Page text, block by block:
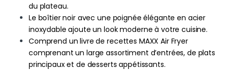
du plateau.
Le boîtier noir avec une poignée élégante en acier
inoxydable ajoute un look moderne à votre cuisine.
Comprend un livre de recettes MAXX Air Fryer
comprenant un large assortiment d’entrées, de plats
principaux et de desserts appétissants.